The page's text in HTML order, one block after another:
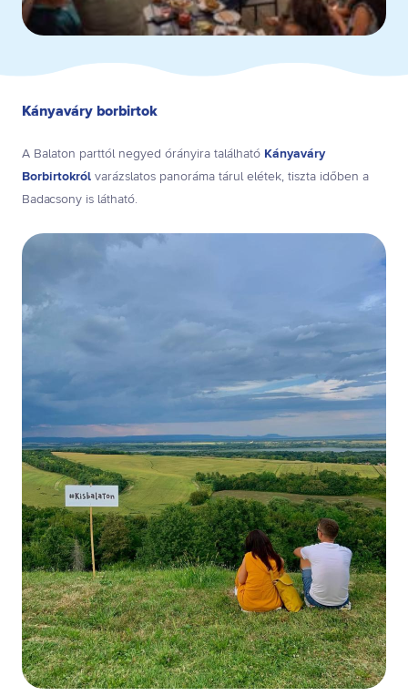
Kányaváry borbirtok
A Balaton parttól negyed órányira található Kányaváry
Borbirtokról varázslatos panoráma tárul elétek, tiszta időben a
Badacsony is látható.